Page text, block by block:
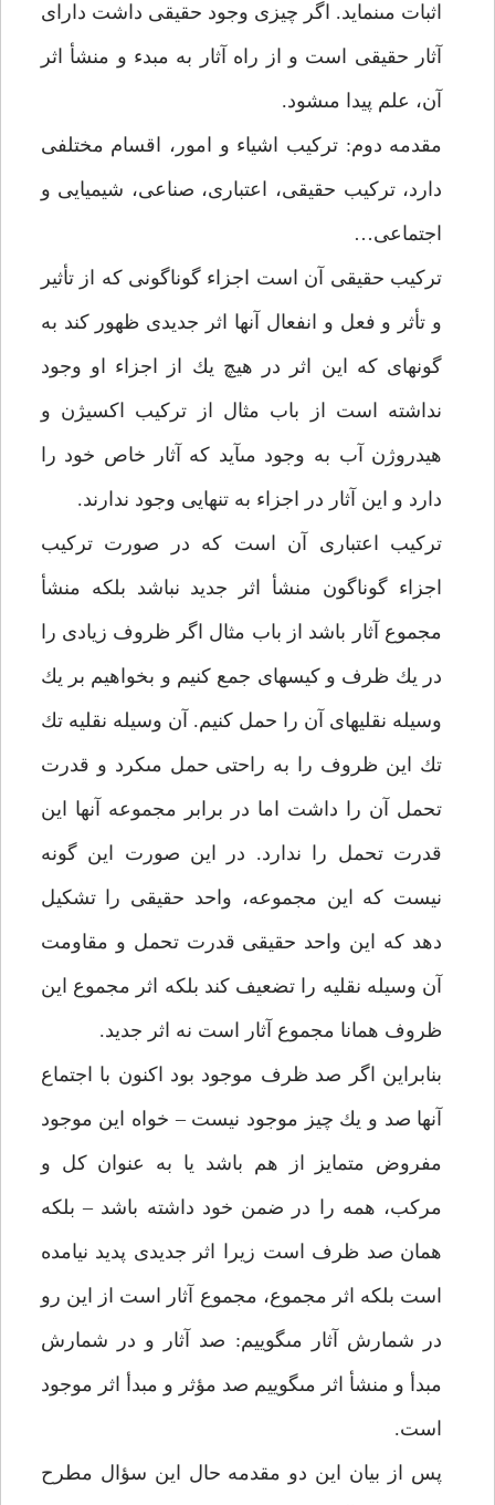
اثبات مى‏نمايد. اگر چيزى وجود حقيقى داشت داراى
آثار حقيقى است و از راه آثار به مبدء و منشأ اثر
آن، علم پيدا مى‏شود.
مقدمه دوم: تركيب اشياء و امور، اقسام مختلفى
دارد، تركيب حقيقى، اعتبارى، صناعى، شيميايى و
اجتماعى…
تركيب حقيقى آن است اجزاء گوناگونى كه از تأثير
و تأثر و فعل و انفعال آن‏ها اثر جديدى ظهور كند به
گونه‏اى كه اين اثر در هيچ يك از اجزاء او وجود
نداشته است از باب مثال از تركيب اكسيژن و
هيدروژن آب به وجود مى‏آيد كه آثار خاص خود را
دارد و اين آثار در اجزاء به تنهايى وجود ندارند.
تركيب اعتبارى آن است كه در صورت تركيب
اجزاء گوناگون منشأ اثر جديد نباشد بلكه منشأ
مجموع آثار باشد از باب مثال اگر ظروف زيادى را
در يك ظرف و كيسه‏اى جمع كنيم و بخواهيم بر يك
وسيله نقليه‏اى آن را حمل كنيم. آن وسيله نقليه تك
تك اين ظروف را به راحتى حمل مى‏كرد و قدرت
تحمل آن را داشت اما در برابر مجموعه آن‏ها اين
قدرت تحمل را ندارد. در اين صورت اين گونه
نيست كه اين مجموعه، واحد حقيقى را تشكيل
دهد كه اين واحد حقيقى قدرت تحمل و مقاومت
آن وسيله نقليه را تضعيف كند بلكه اثر مجموع اين
ظروف همانا مجموع آثار است نه اثر جديد.
بنابراين اگر صد ظرف موجود بود اكنون با اجتماع
آن‏ها صد و يك چيز موجود نيست – خواه اين موجود
مفروض متمايز از هم باشد يا به عنوان كل و
مركب، همه را در ضمن خود داشته باشد – بلكه
همان صد ظرف است زيرا اثر جديدى پديد نيامده
است بلكه اثر مجموع، مجموع آثار است از اين رو
در شمارش آثار مى‏گوييم: صد آثار و در شمارش
مبدأ و منشأ اثر مى‏گوييم صد مؤثر و مبدأ اثر موجود
است.
پس از بيان اين دو مقدمه حال اين سؤال مطرح